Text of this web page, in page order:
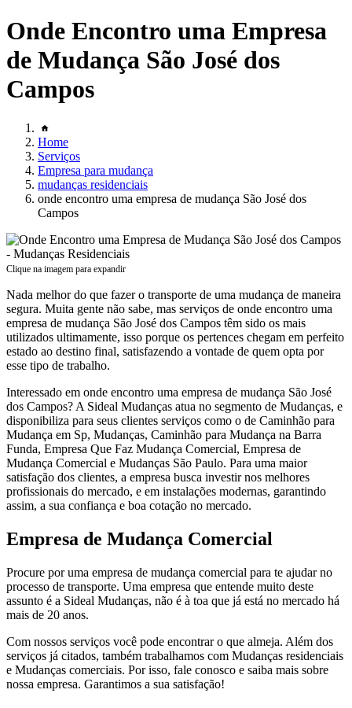
Onde Encontro uma Empresa
de Mudança São José dos
Campos
Home
Serviços
Empresa para mudança
mudanças residenciais
onde encontro uma empresa de mudança São José dos
Campos
Clique na imagem para expandir
Nada melhor do que fazer o transporte de uma mudança de maneira
segura. Muita gente não sabe, mas serviços de onde encontro uma
empresa de mudança São José dos Campos têm sido os mais
utilizados ultimamente, isso porque os pertences chegam em perfeito
estado ao destino final, satisfazendo a vontade de quem opta por
esse tipo de trabalho.
Interessado em onde encontro uma empresa de mudança São José
dos Campos? A Sideal Mudanças atua no segmento de Mudanças, e
disponibiliza para seus clientes serviços como o de Caminhão para
Mudança em Sp, Mudanças, Caminhão para Mudança na Barra
Funda, Empresa Que Faz Mudança Comercial, Empresa de
Mudança Comercial e Mudanças São Paulo. Para uma maior
satisfação dos clientes, a empresa busca investir nos melhores
profissionais do mercado, e em instalações modernas, garantindo
assim, a sua confiança e boa cotação no mercado.
Empresa de Mudança Comercial
Procure por uma empresa de mudança comercial para te ajudar no
processo de transporte. Uma empresa que entende muito deste
assunto é a Sideal Mudanças, não é à toa que já está no mercado há
mais de 20 anos.
Com nossos serviços você pode encontrar o que almeja. Além dos
serviços já citados, também trabalhamos com Mudanças residenciais
e Mudanças comerciais. Por isso, fale conosco e saiba mais sobre
nossa empresa. Garantimos a sua satisfação!